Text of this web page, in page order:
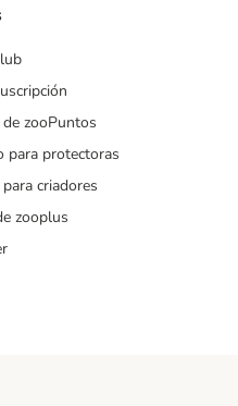
zooPuntos
para protectoras
criadores
zooplus